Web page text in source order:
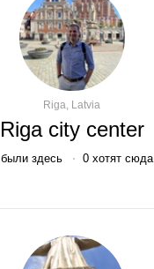
Riga, Latvia
Riga city center
были здесь 0 хотят сюда